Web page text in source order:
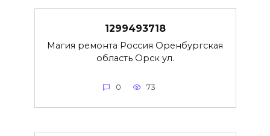
1299493718
Магия ремонта Россия Оренбургская
область Орск ул.
0 73